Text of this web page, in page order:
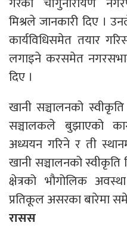
मिश्रले जानकारी दिए ।
कार्यविधिसमेत तयार
लगाइने करसमेत
दिए ।
खानी सञ्चालनको
सञ्चालकले बुझाएको
अध्ययन गरिने र ती
खानी सञ्चालनको
क्षेत्रको भौगोलिक
प्रतिकूल असरका बारेमा
रासस